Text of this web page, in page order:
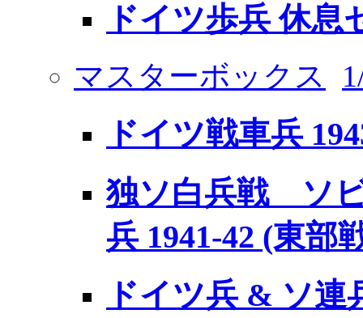
ドイツ歩兵 休息
マスターボックス
ドイツ戦車兵
独ソ白兵戦 ソ
兵 1941-42 (東部
ドイツ兵 & ソ連